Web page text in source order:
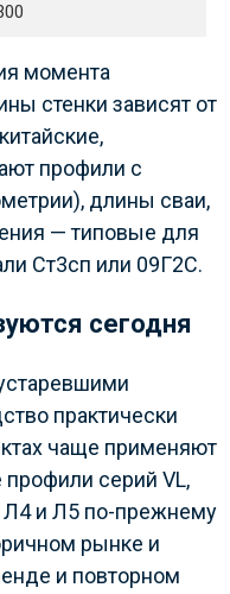
момента
стенки зависят от
профили с
длины сваи,
— типовые для
Ст3сп или 09Г2С.
сегодня
практически
чаще применяют
серий VL,
Л4 и Л5 по-прежнему
рынке и
и повторном